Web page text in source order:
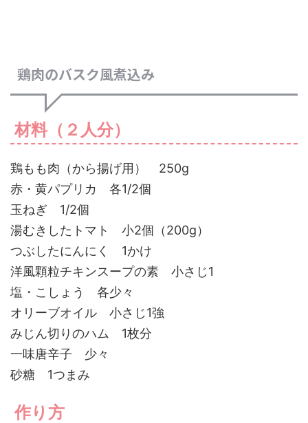
鶏肉のバスク風煮込み
材料（２人分）
鶏もも肉（から揚げ用） 250g
赤・黄パプリカ 各1/2個
玉ねぎ 1/2個
湯むきしたトマト 小2個（200g）
つぶしたにんにく 1かけ
洋風顆粒チキンスープの素 小さじ1
塩・こしょう 各少々
オリーブオイル 小さじ1強
みじん切りのハム 1枚分
一味唐辛子 少々
砂糖 1つまみ
作り方